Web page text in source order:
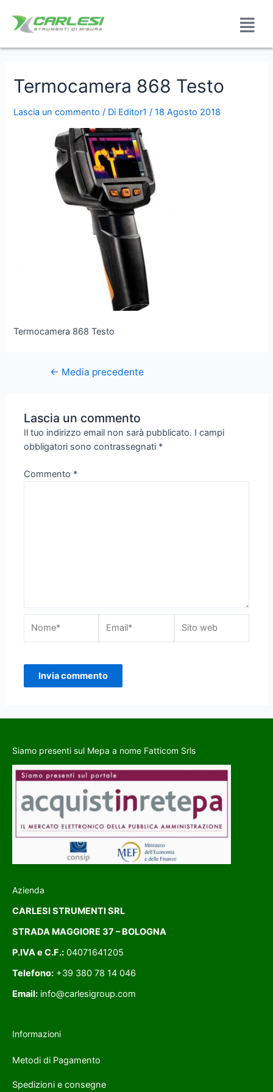
Termocamera 868 Testo
Lascia un commento / Di Editor1 /18 Agosto 2018
Termocamera 868 Testo
← Media precedente
Lascia un commento
Il tuo indirizzo email non sarà pubblicato. I campi
obbligatori sono contrassegnati *
Commento *
Siamo presenti sul Mepa a nome Fatticom Srls
Azienda
CARLESI STRUMENTI SRL
STRADA MAGGIORE 37 – BOLOGNA
P.IVA e C.F.: 04071641205
Telefono: +39 380 78 14 046
Email: info@carlesigroup.com
Informazioni
Metodi di Pagamento
Spedizioni e consegne